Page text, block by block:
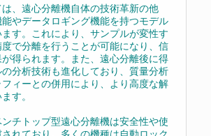
、遠心分離機自体の技術革新の他
やデータロギング機能を持つモデル
す。これにより、サンプルが変性す
で分離を行うことが可能になり、信
得られます。また、遠心分離後に得
分析技術も進化しており、質量分析
ィーとの併用により、より高度な解
す。
チトップ型遠心分離機は安全性や使
れており、多くの機種は自動ロック